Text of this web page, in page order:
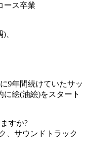
ス卒業
、
9年間続けていたサッ
絵(油絵)をスタート
すか?
、サウンドトラック